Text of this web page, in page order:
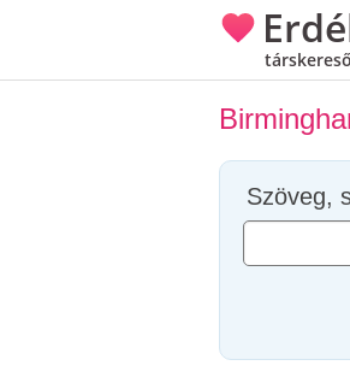
társkereső
Szöveg,